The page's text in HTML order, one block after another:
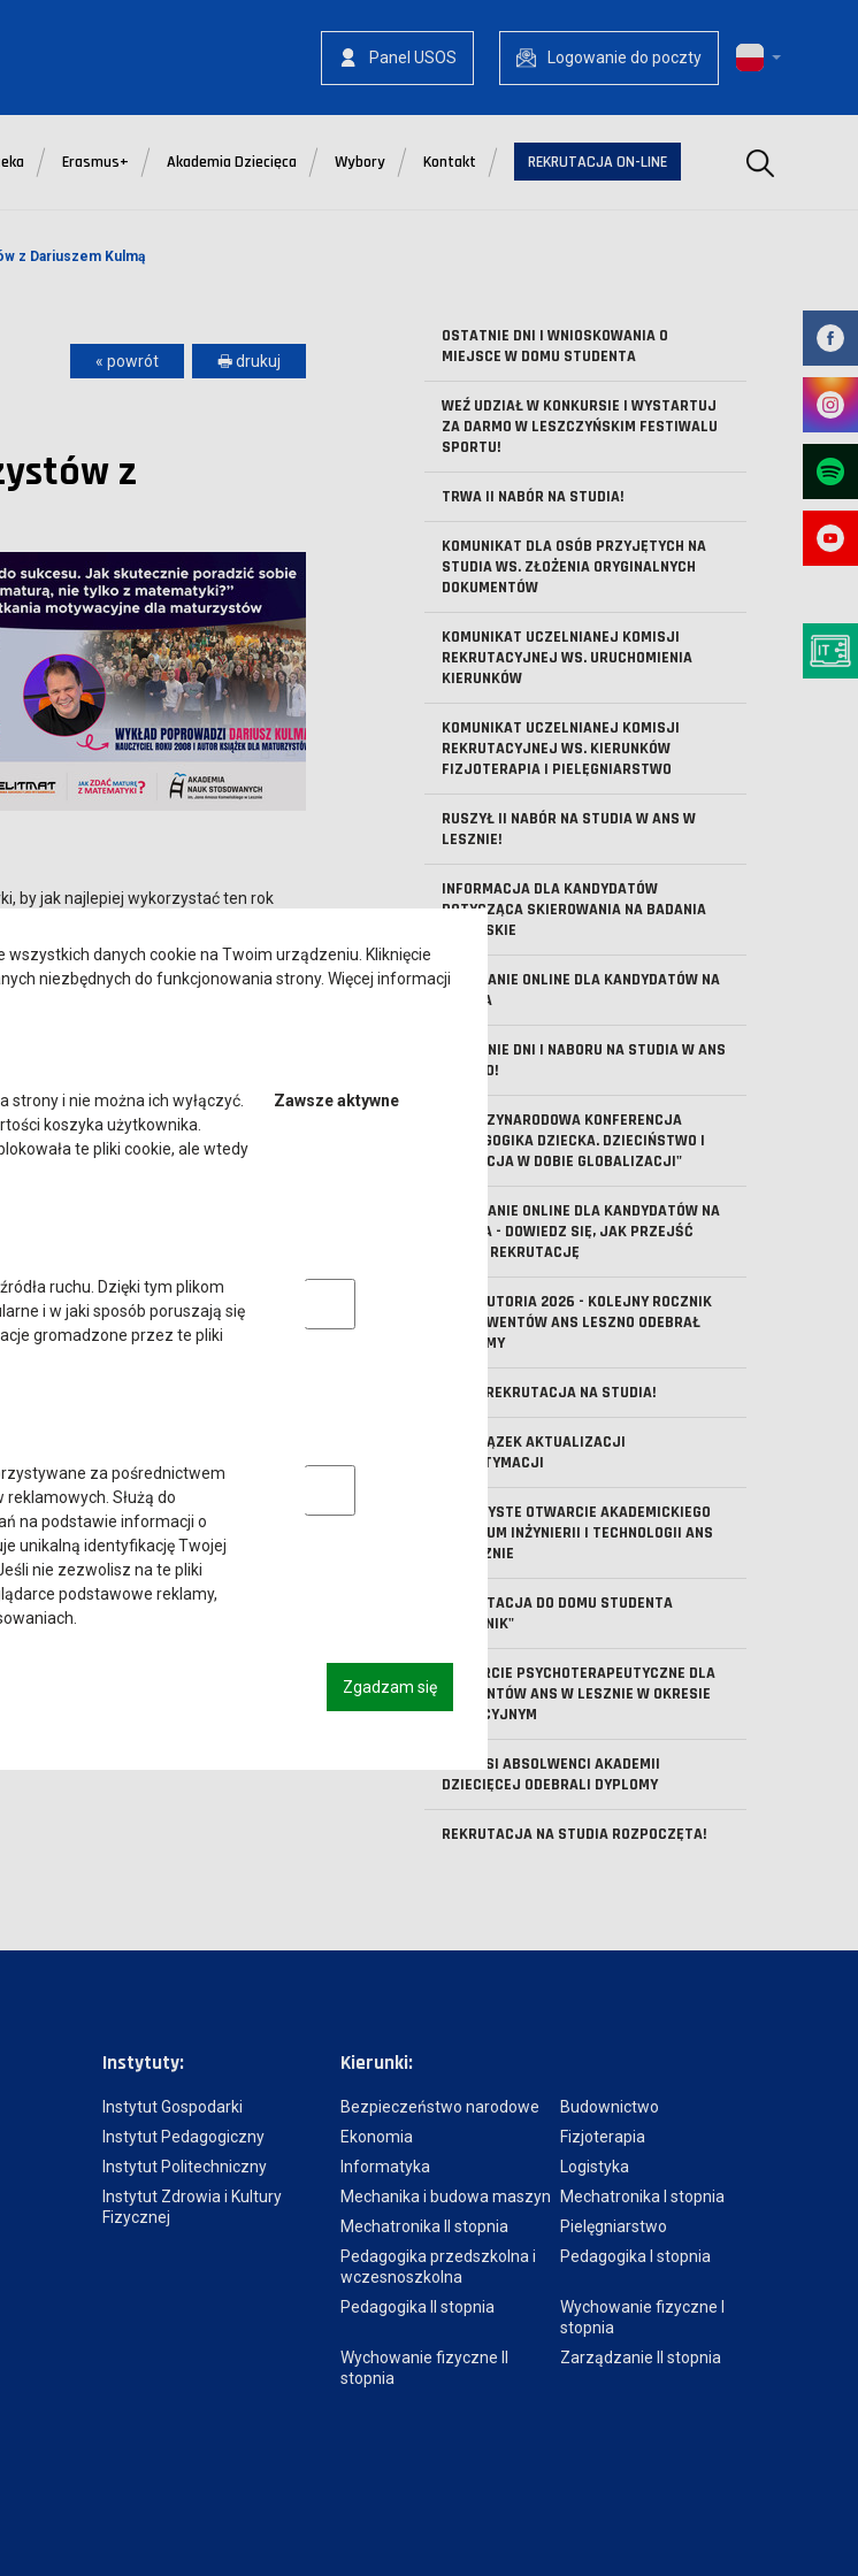
Panel USOS Logowanie do poczty
Erasmus+ Akademia Dziecięca Wybory Kontakt REKRUTACJA ON-LINE Szukaj
z Dariuszem Kulmą
OSTATNIE DNI I WNIOSKOWANIA O
MIEJSCE W DOMU STUDENTA
WEŹ UDZIAŁ W KONKURSIE I WYSTARTUJ
ZA DARMO W LESZCZYŃSKIM FESTIWALU
SPORTU!
TRWA II NABÓR NA STUDIA!
KOMUNIKAT DLA OSÓB PRZYJĘTYCH NA
STUDIA WS. ZŁOŻENIA ORYGINALNYCH
DOKUMENTÓW
KOMUNIKAT UCZELNIANEJ KOMISJI
REKRUTACYJNEJ WS. URUCHOMIENIA
KIERUNKÓW
KOMUNIKAT UCZELNIANEJ KOMISJI
REKRUTACYJNEJ WS. KIERUNKÓW
FIZJOTERAPIA I PIELĘGNIARSTWO
RUSZYŁ II NABÓR NA STUDIA W ANS W
LESZNIE!
INFORMACJA DLA KANDYDATÓW
DOTYCZĄCA SKIEROWANIA NA BADANIA
LEKARSKIE
SPOTKANIE ONLINE DLA KANDYDATÓW NA
STUDIA
OSTATNIE DNI I NABORU NA STUDIA W ANS
LESZNO!
V MIĘDZYNARODOWA KONFERENCJA
"PEDAGOGIKA DZIECKA. DZIECIŃSTWO I
EDUKACJA W DOBIE GLOBALIZACJI"
SPOTKANIE ONLINE DLA KANDYDATÓW NA
STUDIA - DOWIEDZ SIĘ, JAK PRZEJŚĆ
PRZEZ REKRUTACJĘ
ABSOLUTORIA 2026 - KOLEJNY ROCZNIK
ABSOLWENTÓW ANS LESZNO ODEBRAŁ
DYPLOMY
TRWA REKRUTACJA NA STUDIA!
OBOWIĄZEK AKTUALIZACJI
MLEGITYMACJI
UROCZYSTE OTWARCIE AKADEMICKIEGO
CENTRUM INŻYNIERII I TECHNOLOGII ANS
W LESZNIE
REKRUTACJA DO DOMU STUDENTA
"KOMENIK"
WSPARCIE PSYCHOTERAPEUTYCZNE DLA
STUDENTÓW ANS W LESZNIE W OKRESIE
WAKACYJNYM
PIERWSI ABSOLWENCI AKADEMII
DZIECIĘCEJ ODEBRALI DYPLOMY
REKRUTACJA NA STUDIA ROZPOCZĘTA!
« powrót 🖶 drukuj
z
by jak najlepiej wykorzystać ten rok
aż do matury.
będziesz korzystać również na
sposobów na skuteczne uczenie.
których wspiera tysiące
doświadczenia zaowocowały
narzędzi interaktywnych i
na obu poziomach przygotowuje
konferencji i szkoleń dla nauczycieli
wsparciem w przygotowaniach do
Jak skutecznie poradzić sobie
dariuszkulma.elitmat.pl
Instytuty:
Instytut Gospodarki
Instytut Pedagogiczny
Instytut Politechniczny
Instytut Zdrowia i Kultury
Fizycznej
Kierunki:
Bezpieczeństwo narodowe
Budownictwo
Ekonomia
Fizjoterapia
Informatyka
Logistyka
Mechanika i budowa maszyn
Mechatronika I stopnia
Mechatronika II stopnia
Pielęgniarstwo
Pedagogika przedszkolna i
wczesnoszkolna
Pedagogika I stopnia
Pedagogika II stopnia
Wychowanie fizyczne I
stopnia
Wychowanie fizyczne II
stopnia
Zarządzanie II stopnia
danych cookie na Twoim urządzeniu. Kliknięcie
niezbędnych do funkcjonowania strony. Więcej informacji
strony i nie można ich wyłączyć.
koszyka użytkownika.
te pliki cookie, ale wtedy
Zawsze aktywne
ruchu. Dzięki tym plikom
i w jaki sposób poruszają się
gromadzone przez te pliki
Analityczne pliki cookie
za pośrednictwem
Służą do
na podstawie informacji o
unikalną identyfikację Twojej
nie zezwolisz na te pliki
podstawowe reklamy,
Marketingowe pliki cookies
Zgadzam się